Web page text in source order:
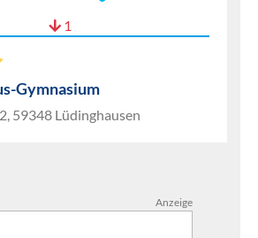
1
Gymnasium
59348 Lüdinghausen
Anzeige